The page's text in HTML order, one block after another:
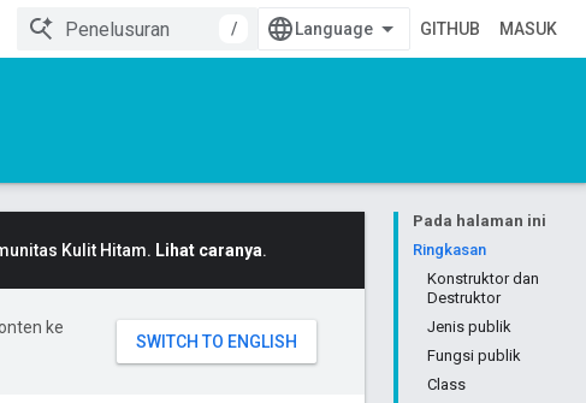
/
GITHUB MASUK
Pada halaman ini
Ringkasan
Konstruktor dan
Destruktor
Jenis publik
Fungsi publik
Class
Kulit Hitam. Lihat caranya.
ke